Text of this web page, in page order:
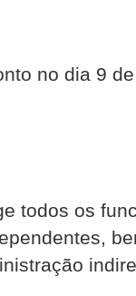
no dia 9
todos os